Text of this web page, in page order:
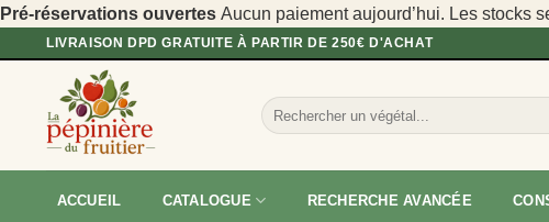
Pré-réservations ouvertes Aucun paiement aujourd’hui. Les stocks
Passer
contenu
LIVRAISON DPD GRATUITE À PARTIR DE 250€ D'ACHAT
Recherche
pour :
ACCUEIL CATALOGUE RECHERCHE AVANCÉE